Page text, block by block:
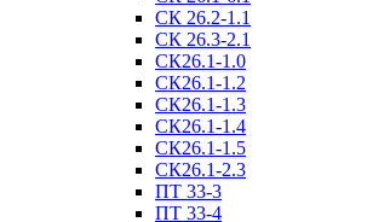
СК 26.2-1.1
СК 26.3-2.1
СК26.1-1.0
СК26.1-1.2
СК26.1-1.3
СК26.1-1.4
СК26.1-1.5
СК26.1-2.3
ПТ 33-3
ПТ 33-4